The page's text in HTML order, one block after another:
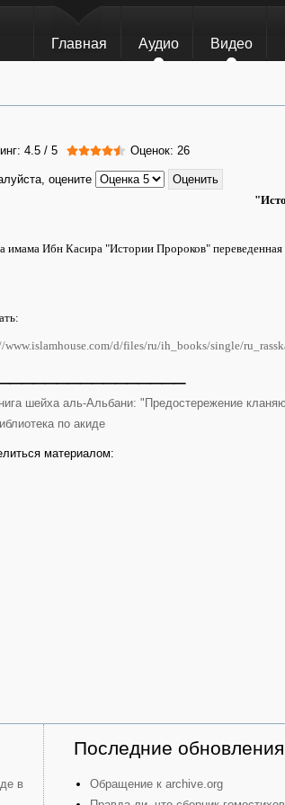
Главная Аудио Видео
4.5 / 5 Оценок: 26
оцените
имама Ибн Касира "Истории Пророков"
www.islamhouse.com/d/files/ru/ih_books/single/
шейха аль-Альбани: "Предостережение
по акиде
материалом:
в
Последние обновления
Обращение к archive.org